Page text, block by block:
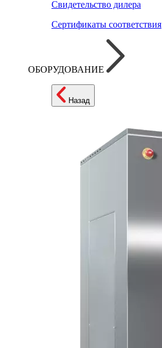
Свидетельство дилера
Сертификаты соответствия
ОБОРУДОВАНИЕ
Назад